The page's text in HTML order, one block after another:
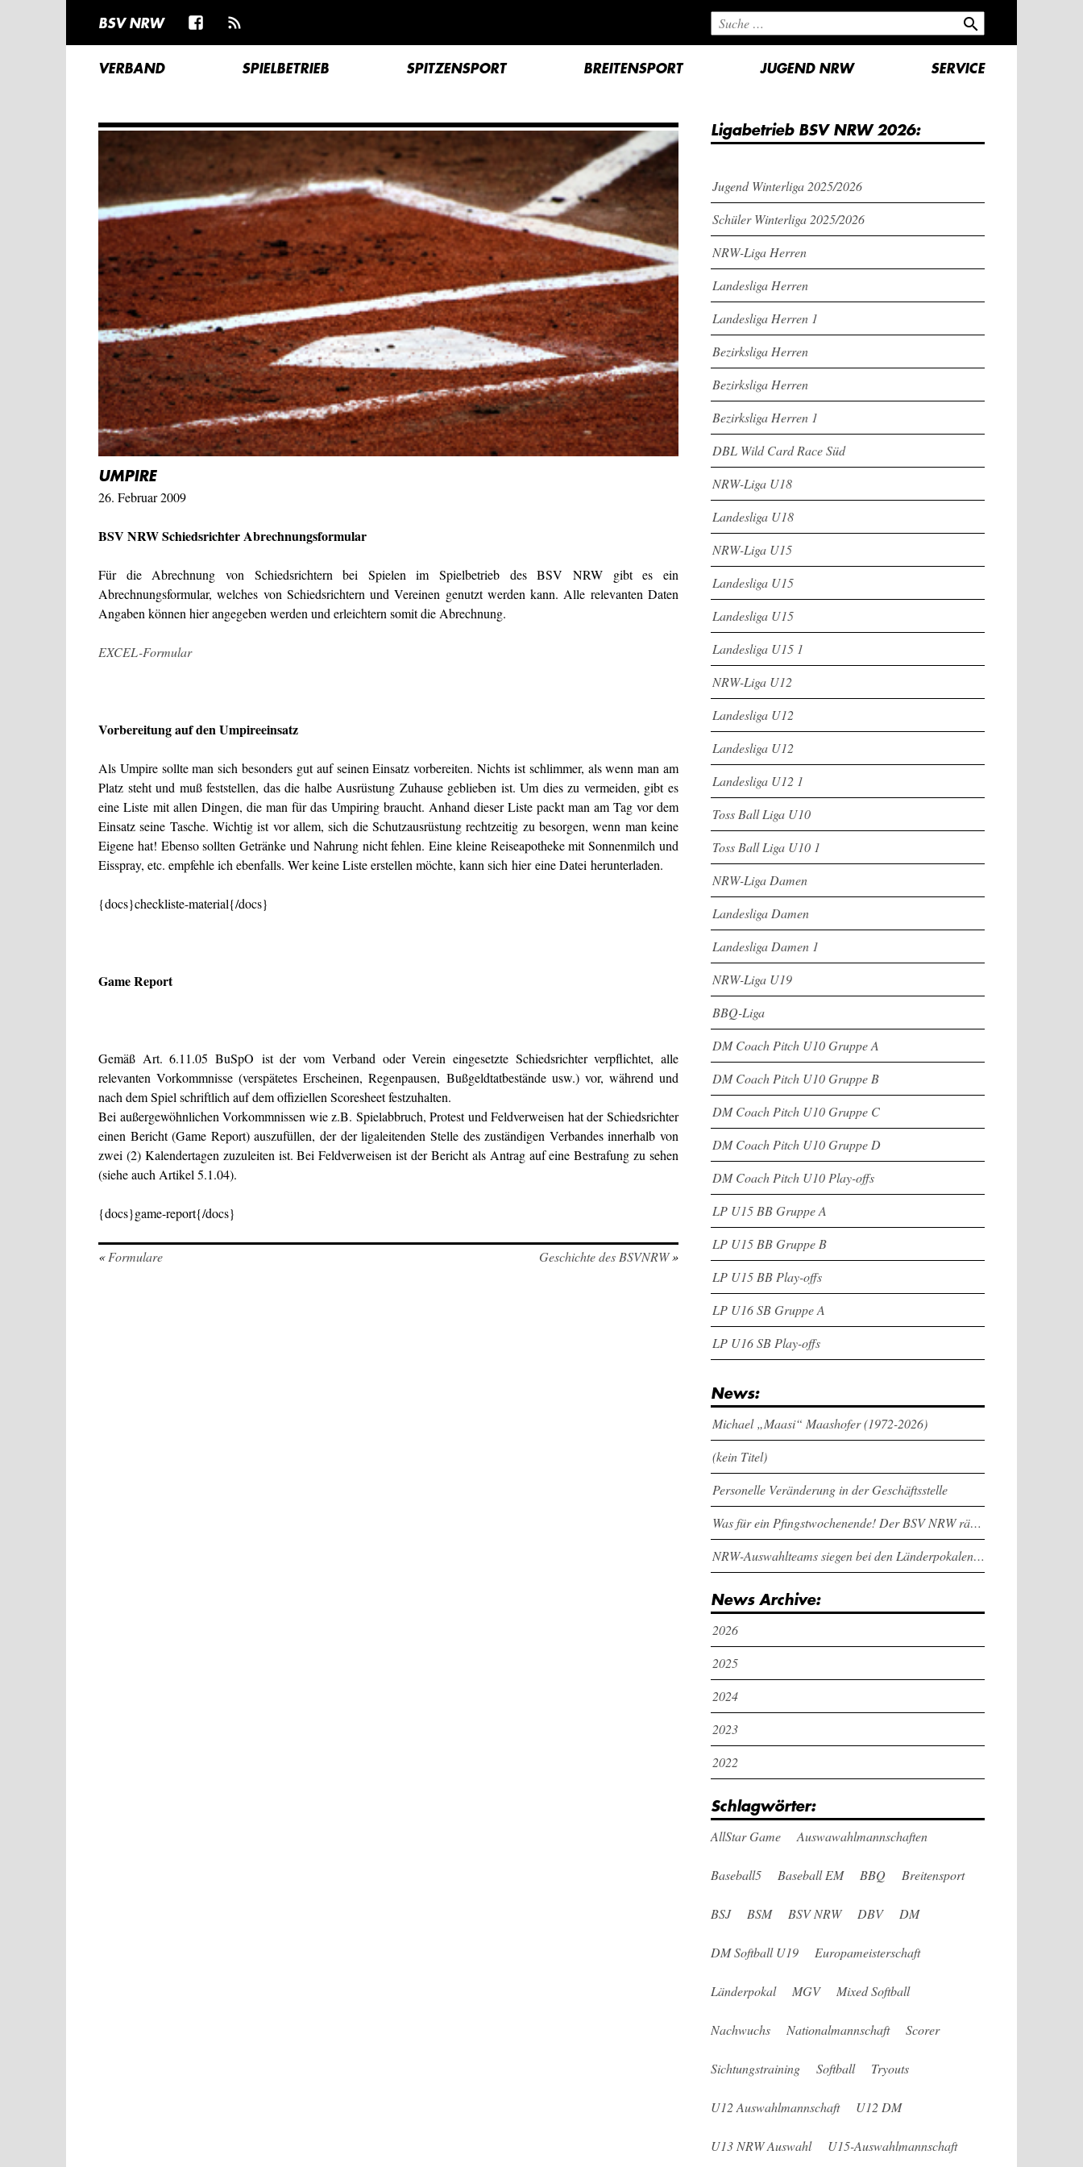
BSV NRW search
VERBAND SPIELBETRIEB SPITZENSPORT BREITENSPORT JUGEND NRW SERVICE
UMPIRE
26. Februar 2009
BSV NRW Schiedsrichter Abrechnungsformular
Für die Abrechnung von Schiedsrichtern bei Spielen im Spielbetrieb des BSV NRW gibt es ein
Abrechnungsformular, welches von Schiedsrichtern und Vereinen genutzt werden kann. Alle relevanten Daten
Angaben können hier angegeben werden und erleichtern somit die Abrechnung.
EXCEL-Formular
Vorbereitung auf den Umpireeinsatz
Als Umpire sollte man sich besonders gut auf seinen Einsatz vorbereiten. Nichts ist schlimmer, als wenn man am
Platz steht und muß feststellen, das die halbe Ausrüstung Zuhause geblieben ist. Um dies zu vermeiden, gibt es
eine Liste mit allen Dingen, die man für das Umpiring braucht. Anhand dieser Liste packt man am Tag vor dem
Einsatz seine Tasche. Wichtig ist vor allem, sich die Schutzausrüstung rechtzeitig zu besorgen, wenn man keine
Eigene hat! Ebenso sollten Getränke und Nahrung nicht fehlen. Eine kleine Reiseapotheke mit Sonnenmilch und
Eisspray, etc. empfehle ich ebenfalls. Wer keine Liste erstellen möchte, kann sich hier eine Datei herunterladen.
{docs}checkliste-material{/docs}
Game Report
Gemäß Art. 6.11.05 BuSpO ist der vom Verband oder Verein eingesetzte Schiedsrichter verpflichtet, alle
relevanten Vorkommnisse (verspätetes Erscheinen, Regenpausen, Bußgeldtatbestände usw.) vor, während und
nach dem Spiel schriftlich auf dem offiziellen Scoresheet festzuhalten.
Bei außergewöhnlichen Vorkommnissen wie z.B. Spielabbruch, Protest und Feldverweisen hat der Schiedsrichter
einen Bericht (Game Report) auszufüllen, der der ligaleitenden Stelle des zuständigen Verbandes innerhalb von
zwei (2) Kalendertagen zuzuleiten ist. Bei Feldverweisen ist der Bericht als Antrag auf eine Bestrafung zu sehen
(siehe auch Artikel 5.1.04).
{docs}game-report{/docs}
«Formulare Geschichte des BSVNRW»
Ligabetrieb BSV NRW 2026:
Jugend Winterliga 2025/2026
Schüler Winterliga 2025/2026
NRW-Liga Herren
Landesliga Herren
Landesliga Herren 1
Bezirksliga Herren
Bezirksliga Herren
Bezirksliga Herren 1
DBL Wild Card Race Süd
NRW-Liga U18
Landesliga U18
NRW-Liga U15
Landesliga U15
Landesliga U15
Landesliga U15 1
NRW-Liga U12
Landesliga U12
Landesliga U12
Landesliga U12 1
Toss Ball Liga U10
Toss Ball Liga U10 1
NRW-Liga Damen
Landesliga Damen
Landesliga Damen 1
NRW-Liga U19
BBQ-Liga
DM Coach Pitch U10 Gruppe A
DM Coach Pitch U10 Gruppe B
DM Coach Pitch U10 Gruppe C
DM Coach Pitch U10 Gruppe D
DM Coach Pitch U10 Play-offs
LP U15 BB Gruppe A
LP U15 BB Gruppe B
LP U15 BB Play-offs
LP U16 SB Gruppe A
LP U16 SB Play-offs
News:
Michael „Maasi“ Maashofer (1972-2026)
(kein Titel)
Personelle Veränderung in der Geschäftsstelle
Was für ein Pfingstwochenende! Der BSV NRW räumt bei den Länderpokalen ab
NRW-Auswahlteams siegen bei den Länderpokalen und dem Deutschlandcup an Pfingsten
News Archive:
2026
2025
2024
2023
2022
Schlagwörter:
AllStar Game Auswawahlmannschaften
Baseball5 Baseball EM BBQ Breitensport
BSJ BSM BSV NRW DBV DM
DM Softball U19 Europameisterschaft
Länderpokal MGV Mixed Softball
Nachwuchs Nationalmannschaft Scorer
Sichtungstraining Softball Tryouts
U12 Auswahlmannschaft U12 DM
U13 NRW Auswahl U15-Auswahlmannschaft